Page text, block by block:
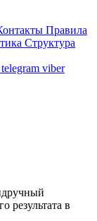
Правила
Структура
telegram viber
результата в